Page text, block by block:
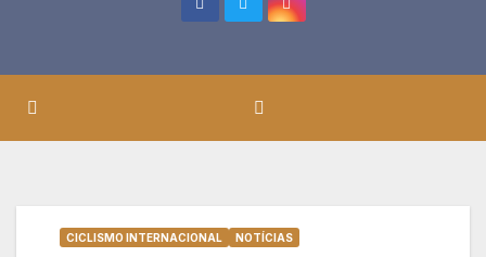
CICLISMO INTERNACIONAL NOTÍCIAS